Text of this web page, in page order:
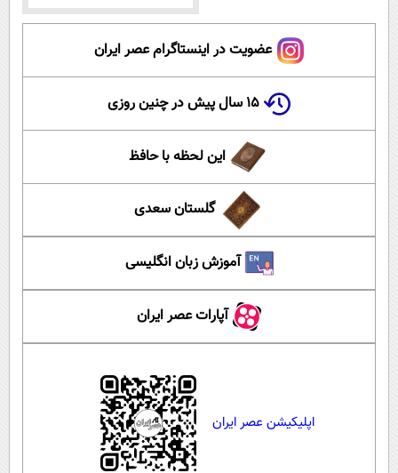
عضویت در اینستاگرام عصر ایران
۱۵ سال پیش در چنین روزی
این لحظه با حافظ
گلستان سعدی
آموزش زبان انگلیسی
آپارات عصر ایران
اپلیکیشن عصر ایران